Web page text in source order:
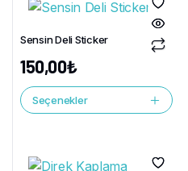
Sensin Deli Sticker
150,00₺
Seçenekler